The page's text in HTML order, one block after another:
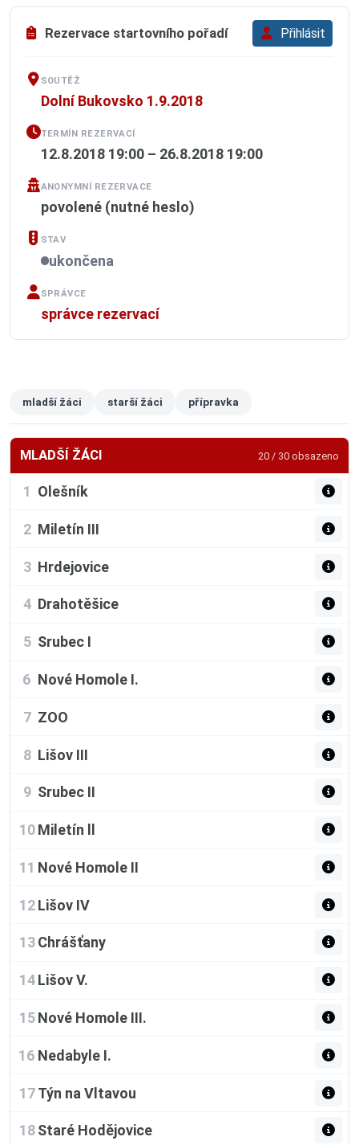
Rezervace startovního pořadí Přihlásit
SOUTĚŽ
Dolní Bukovsko 1.9.2018
TERMÍN REZERVACÍ
12.8.2018 19:00 – 26.8.2018 19:00
ANONYMNÍ REZERVACE
povolené (nutné heslo)
STAV
ukončena
SPRÁVCE
správce rezervací
mladší žáci starší žáci přípravka
MLADŠÍ ŽÁCI 20 / 30 obsazeno
1 Olešník
2 Miletín III
3 Hrdejovice
4 Drahotěšice
5 Srubec I
6 Nové Homole I.
7 ZOO
8 Lišov III
9 Srubec II
10 Miletín ll
11 Nové Homole II
12 Lišov IV
13 Chrášťany
14 Lišov V.
15 Nové Homole III.
16 Nedabyle I.
17 Týn na Vltavou
18 Staré Hodějovice